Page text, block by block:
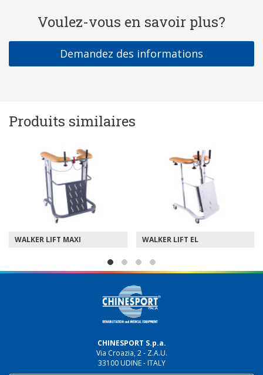
Voulez-vous en savoir plus?
Demandez des informations
Produits similaires
WALKER LIFT MAXI WALKER LIFT EL
CHINESPORT S.p.a.
Via Croazia, 2 - Z.A.U.
33100 UDINE - ITALY